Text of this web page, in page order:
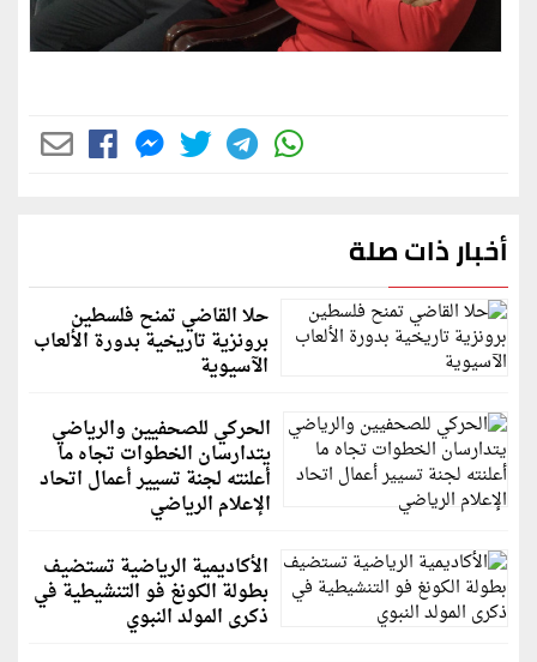
أخبار ذات صلة
حلا القاضي تمنح فلسطين
برونزية تاريخية بدورة الألعاب
الآسيوية
الحركي للصحفيين والرياضي
يتدارسان الخطوات تجاه ما
أعلنته لجنة تسيير أعمال اتحاد
الإعلام الرياضي
الأكاديمية الرياضية تستضيف
بطولة الكونغ فو التنشيطية في
ذكرى المولد النبوي